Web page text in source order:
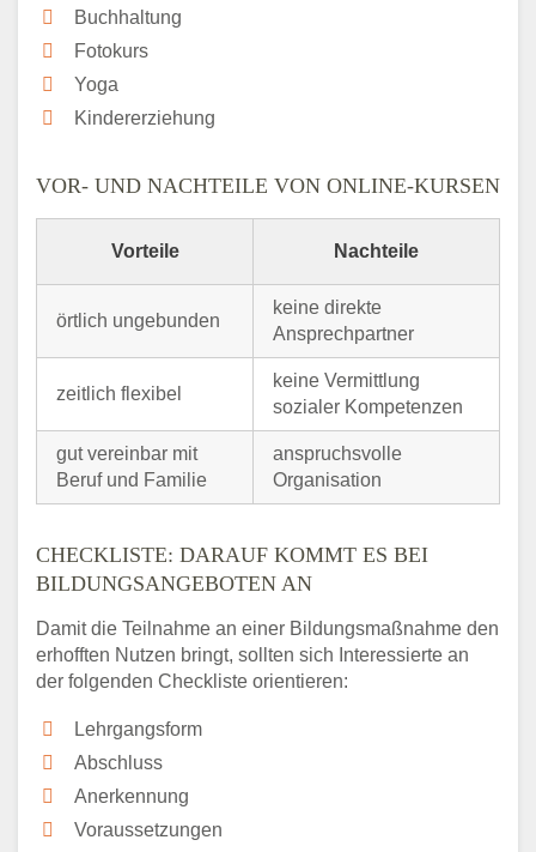
Buchhaltung
Fotokurs
Yoga
Kindererziehung
VOR- UND NACHTEILE VON ONLINE-KURSEN
Vorteile Nachteile
örtlich ungebunden
keine direkte
Ansprechpartner
zeitlich flexibel
keine Vermittlung
sozialer Kompetenzen
gut vereinbar mit
Beruf und Familie
anspruchsvolle
Organisation
CHECKLISTE: DARAUF KOMMT ES BEI
BILDUNGSANGEBOTEN AN
Damit die Teilnahme an einer Bildungsmaßnahme den
erhofften Nutzen bringt, sollten sich Interessierte an
der folgenden Checkliste orientieren:
Lehrgangsform
Abschluss
Anerkennung
Voraussetzungen